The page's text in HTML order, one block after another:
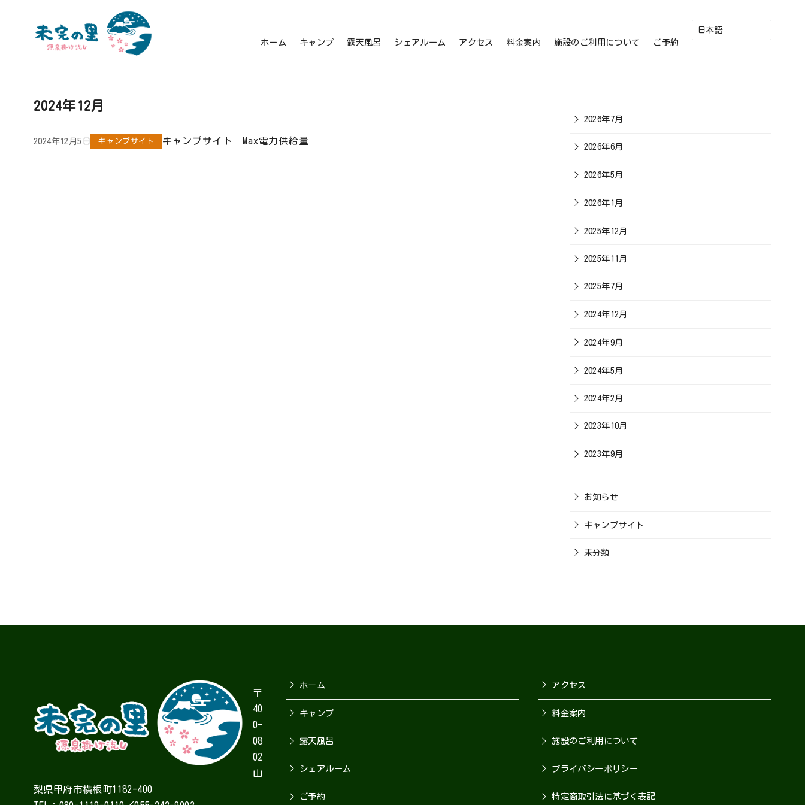
ホーム キャンプ 露天風呂 シェアルーム アクセス 料金案内 施設のご利用について ご予約
2024年12月
2024年12月5日 キャンプサイト キャンプサイト Max電力供給量
2026年7月
2026年6月
2026年5月
2026年1月
2025年12月
2025年11月
2025年7月
2024年12月
2024年9月
2024年5月
2024年2月
2023年10月
2023年9月
お知らせ
キャンプサイト
未分類
〒
40
0-
08
02
山
梨県甲府市横根町1182-400
ホーム
キャンプ
露天風呂
シェアルーム
ご予約
アクセス
料金案内
施設のご利用について
プライバシーポリシー
特定商取引法に基づく表記